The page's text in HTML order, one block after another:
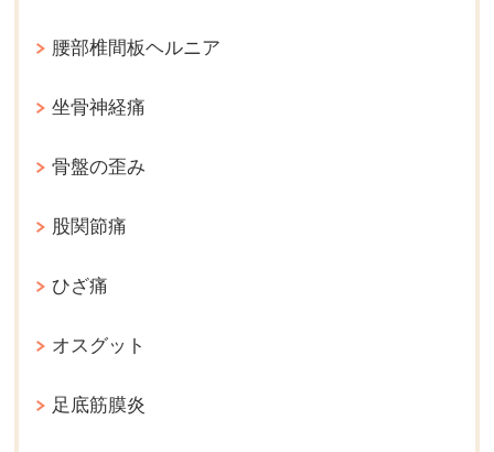
腰部椎間板ヘルニア
坐骨神経痛
骨盤の歪み
股関節痛
ひざ痛
オスグット
足底筋膜炎